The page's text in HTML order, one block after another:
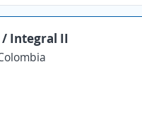
Integral II